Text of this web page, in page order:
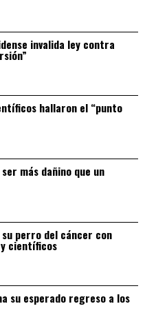
invalida ley contra
hallaron el “punto
ser más dañino que un
perro del cáncer con
científicos
su esperado regreso a los